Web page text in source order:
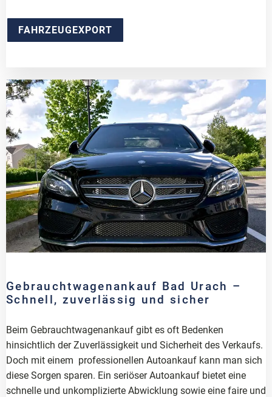
FAHRZEUGEXPORT
Gebrauchtwagenankauf Bad Urach –
Schnell, zuverlässig und sicher
Beim Gebrauchtwagenankauf gibt es oft Bedenken
hinsichtlich der Zuverlässigkeit und Sicherheit des Verkaufs.
Doch mit einem professionellen Autoankauf kann man sich
diese Sorgen sparen. Ein seriöser Autoankauf bietet eine
schnelle und unkomplizierte Abwicklung sowie eine faire und